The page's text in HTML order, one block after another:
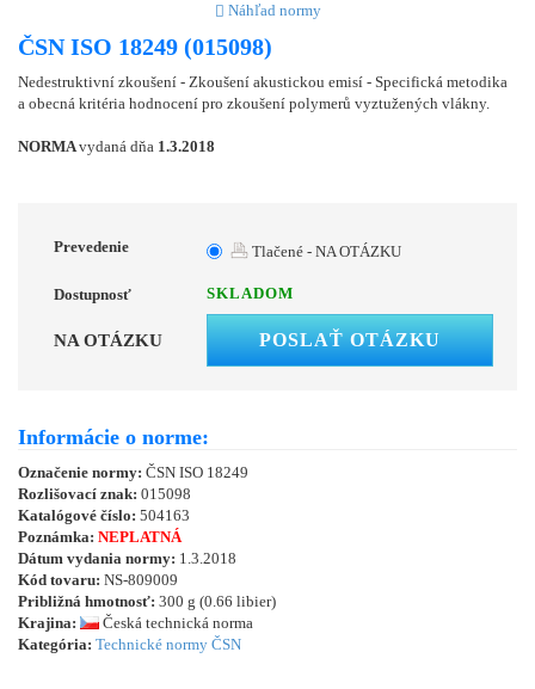
Náhľad normy
ČSN ISO 18249 (015098)
Nedestruktivní zkoušení - Zkoušení akustickou emisí - Specifická metodika
a obecná kritéria hodnocení pro zkoušení polymerů vyztužených vlákny.
NORMAvydaná dňa 1.3.2018
Prevedenie Tlačené - NA OTÁZKU
Dostupnosť SKLADOM
NA OTÁZKU POSLAŤ OTÁZKU
Informácie o norme:
Označenie normy: ČSN ISO 18249
Rozlišovací znak: 015098
Katalógové číslo: 504163
Poznámka: NEPLATNÁ
Dátum vydania normy: 1.3.2018
Kód tovaru: NS-809009
Približná hmotnosť: 300 g (0.66 libier)
Krajina:
Česká technická norma
Kategória: Technické normy ČSN